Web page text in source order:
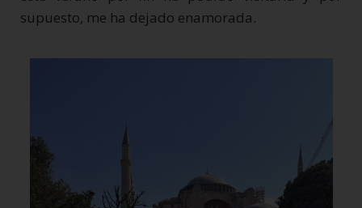
supuesto, me ha dejado enamorada.